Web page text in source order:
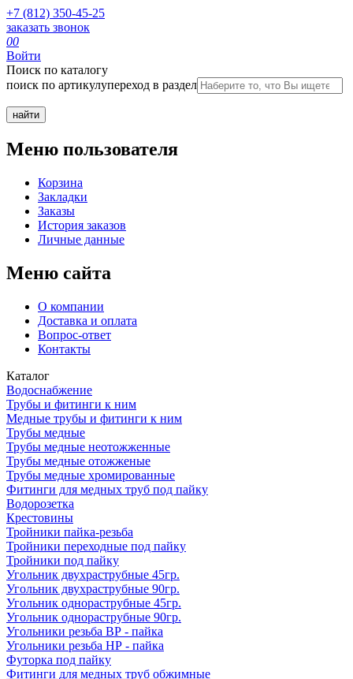
+7 (812) 350-45-25
заказать звонок
00
Войти
Поиск по каталогу
поиск по артикулупереход в раздел
Меню пользователя
Корзина
Закладки
Заказы
История заказов
Личные данные
Меню сайта
О компании
Доставка и оплата
Вопрос-ответ
Контакты
Каталог
Водоснабжение
Трубы и фитинги к ним
Медные трубы и фитинги к ним
Трубы медные
Трубы медные неотожженные
Трубы медные отожженые
Трубы медные хромированные
Фитинги для медных труб под пайку
Водорозетка
Крестовины
Тройники пайка-резьба
Тройники переходные под пайку
Тройники под пайку
Угольник двухраструбные 45гр.
Угольник двухраструбные 90гр.
Угольник однораструбные 45гр.
Угольник однораструбные 90гр.
Угольники резьба ВР - пайка
Угольники резьба НР - пайка
Футорка под пайку
Фитинги для медных труб обжимные